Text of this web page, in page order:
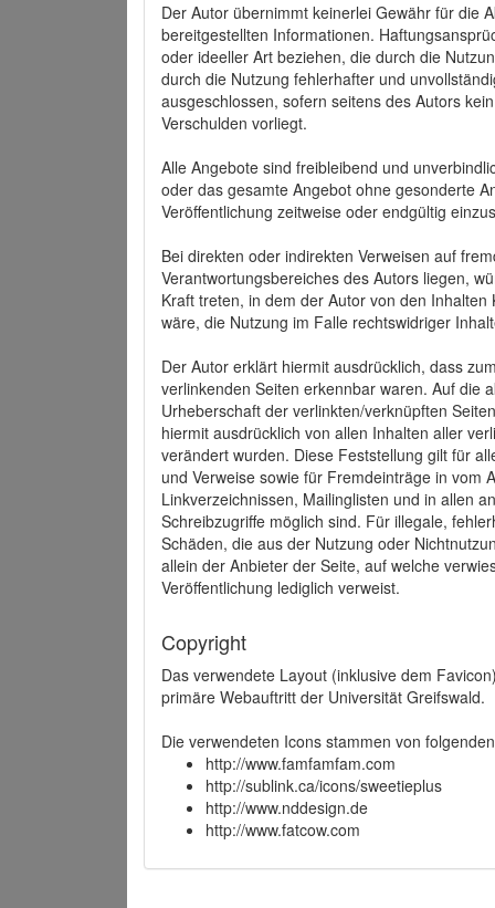
Der Autor übernimmt keinerlei Gewähr für die
bereitgestellten Informationen.
oder ideeller Art beziehen, die durch die
durch die Nutzung fehlerhafter und
ausgeschlossen, sofern seitens des Autors
Verschulden vorliegt.
Alle Angebote sind freibleibend und
oder das gesamte Angebot ohne gesonderte
Veröffentlichung zeitweise oder endgültig
Bei direkten oder indirekten Verweisen auf
Verantwortungsbereiches des Autors liegen,
Kraft treten, in dem der Autor von den
wäre, die Nutzung im Falle rechtswidriger
Der Autor erklärt hiermit ausdrücklich, dass
verlinkenden Seiten erkennbar waren. Auf die
Urheberschaft der verlinkten/verknüpften
hiermit ausdrücklich von allen Inhalten aller
verändert wurden. Diese Feststellung gilt für
und Verweise sowie für Fremdeinträge in vom
Linkverzeichnissen, Mailinglisten und in allen
Schreibzugriffe möglich sind. Für illegale,
Schäden, die aus der Nutzung oder
allein der Anbieter der Seite, auf welche
Veröffentlichung lediglich verweist.
Copyright
Das verwendete Layout (inklusive dem
primäre Webauftritt der Universität Greifswald.
Die verwendeten Icons stammen von
http://www.famfamfam.com
http://sublink.ca/icons/sweetieplus
http://www.nddesign.de
http://www.fatcow.com